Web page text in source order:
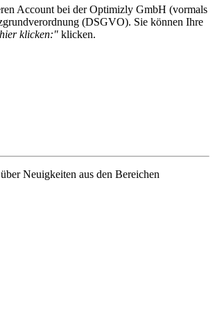
Account bei der Optimizly GmbH (vormals
(DSGVO). Sie können Ihre
klicken:" klicken.
Neuigkeiten aus den Bereichen